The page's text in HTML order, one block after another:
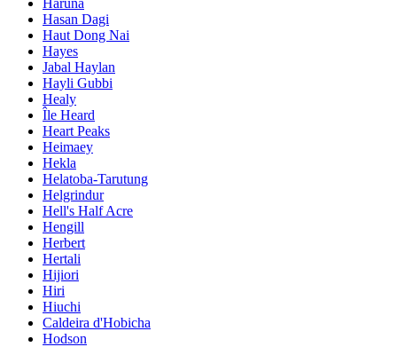
Hasan Dagi
Haut Dong Nai
Hayes
Jabal Haylan
Hayli Gubbi
Healy
Île Heard
Heart Peaks
Heimaey
Hekla
Helatoba-Tarutung
Helgrindur
Hell's Half Acre
Hengill
Herbert
Hertali
Hijiori
Hiri
Hiuchi
Caldeira d'Hobicha
Hodson